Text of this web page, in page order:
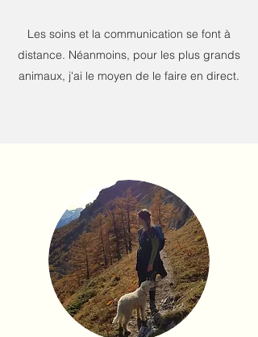
Les soins et la communication se font à
distance. Néanmoins, pour les plus grands
animaux, j'ai le moyen de le faire en direct.